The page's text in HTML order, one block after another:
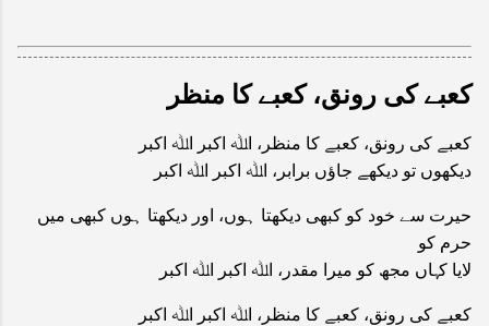
کعبے کی رونق، کعبے کا منظر
کعبے کی رونق، کعبے کا منظر، اﷲ اکبر اﷲ اکبر
دیکھوں تو دیکھے جاؤں برابر، اﷲ اکبر اﷲ اکبر
حیرت سے خود کو کبھی دیکھتا ہوں، اور دیکھتا ہوں کبھی میں
حرم کو
لایا کہاں مجھ کو میرا مقدر، اﷲ اکبر اﷲ اکبر
کعبے کی رونق، کعبے کا منظر، اﷲ اکبر اﷲ اکبر